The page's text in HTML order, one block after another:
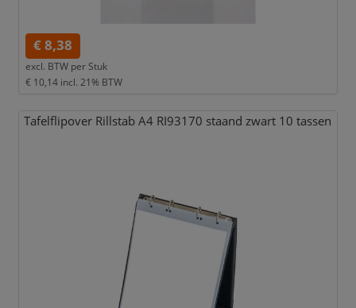
€ 8,38
excl. BTW per Stuk
€ 10,14 incl. 21% BTW
Tafelflipover Rillstab A4 RI93170 staand zwart 10 tassen